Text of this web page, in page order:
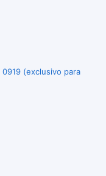
(exclusivo para